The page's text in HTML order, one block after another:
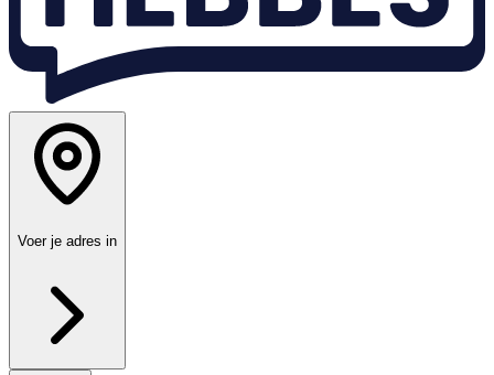
Voer je adres in